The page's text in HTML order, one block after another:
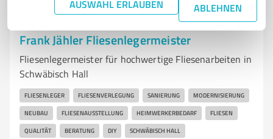
AUSWAHL ERLAUBEN ABLEHNEN
Frank Jähler Fliesenlegermeister
Fliesenlegermeister für hochwertige Fliesenarbeiten in
Schwäbisch Hall
FLIESENLEGER FLIESENVERLEGUNG SANIERUNG MODERNISIERUNG
NEUBAU FLIESENAUSSTELLUNG HEIMWERKERBEDARF FLIESEN
QUALITÄT BERATUNG DIY SCHWÄBISCH HALL